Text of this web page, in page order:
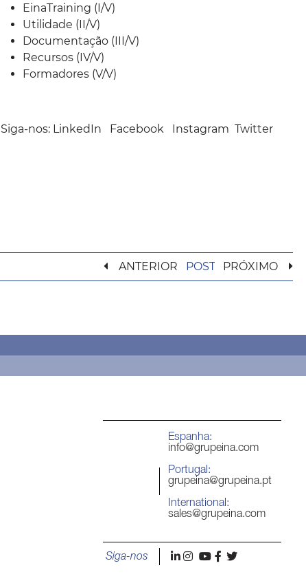
EinaTraining (I/V)
Utilidade (II/V)
Documentação (III/V)
Recursos (IV/V)
Formadores (V/V)
Siga-nos: LinkedIn Facebook Instagram Twitter
ANTERIOR POST PRÓXIMO
Espanha:
info@grupeina.com
Portugal:
grupeina@grupeina.pt
International:
sales@grupeina.com
Siga-nos i y f